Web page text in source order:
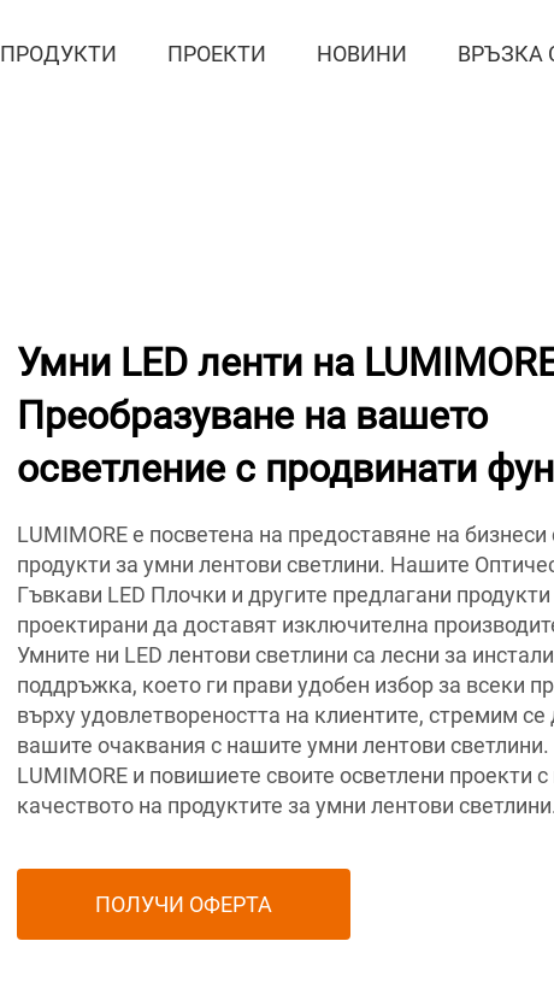
ПРОДУКТИ ПРОЕКТИ НОВИНИ ВРЪЗКА
Умни LED ленти на
Преобразуване на вашето
осветление с продвинати
LUMIMORE е посветена на предоставяне на бизнеси
продукти за умни лентови светлини. Нашите
Гъвкави LED Плочки и другите предлагани продукти
проектирани да доставят изключителна
Умните ни LED лентови светлини са лесни за
поддръжка, което ги прави удобен избор за всеки
върху удовлетвореността на клиентите, стремим
вашите очаквания с нашите умни лентови светлини.
LUMIMORE и повишиете своите осветлени проекти
качеството на продуктите за умни лентови светлини.
ПОЛУЧИ ОФЕРТА